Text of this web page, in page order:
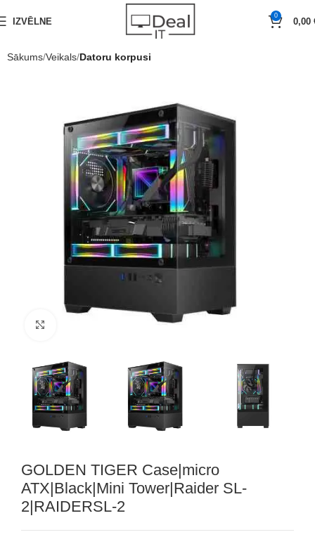
IZVĒLNE
0
0,00
Sākums Veikals Datoru korpusi
Noklikšķiniet, lai palielinātu
GOLDEN TIGER Case|micro
ATX|Black|Mini Tower|Raider SL-
2|RAIDERSL-2